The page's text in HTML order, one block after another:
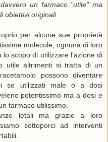
un farmaco "utile" ma
obiettivi originali.
per alcune sue proprietà
molecole, ognuna di loro
lo scopo di utilizzare l'azione di
utile altrimenti si tratta di un
possono diventare
se utilizzati male o a dosi
potentissimo ma a dosi e
farmaco utilissimo.
letali ma grazie a loro
sottoporci ad interventi